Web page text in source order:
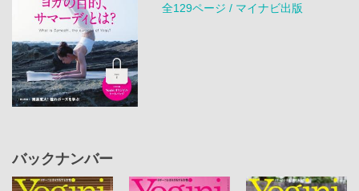
全129ページ / マイナビ出版
バックナンバー